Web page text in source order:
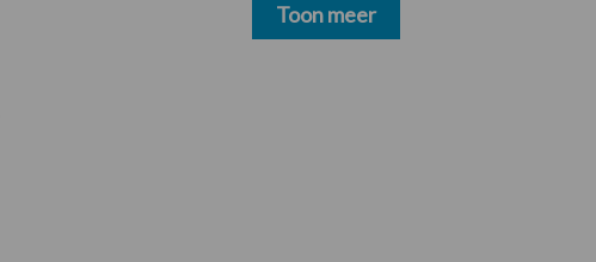
Toon meer